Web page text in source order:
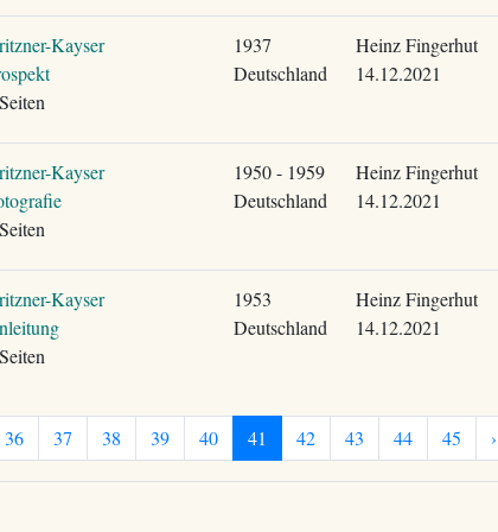
Kayser
1937
Deutschland
Heinz Fingerhut
14.12.2021
Kayser
1950 - 1959
Deutschland
Heinz Fingerhut
14.12.2021
Kayser
1953
Deutschland
Heinz Fingerhut
14.12.2021
36 37 38 39 40 41 42 43 44 45 ›